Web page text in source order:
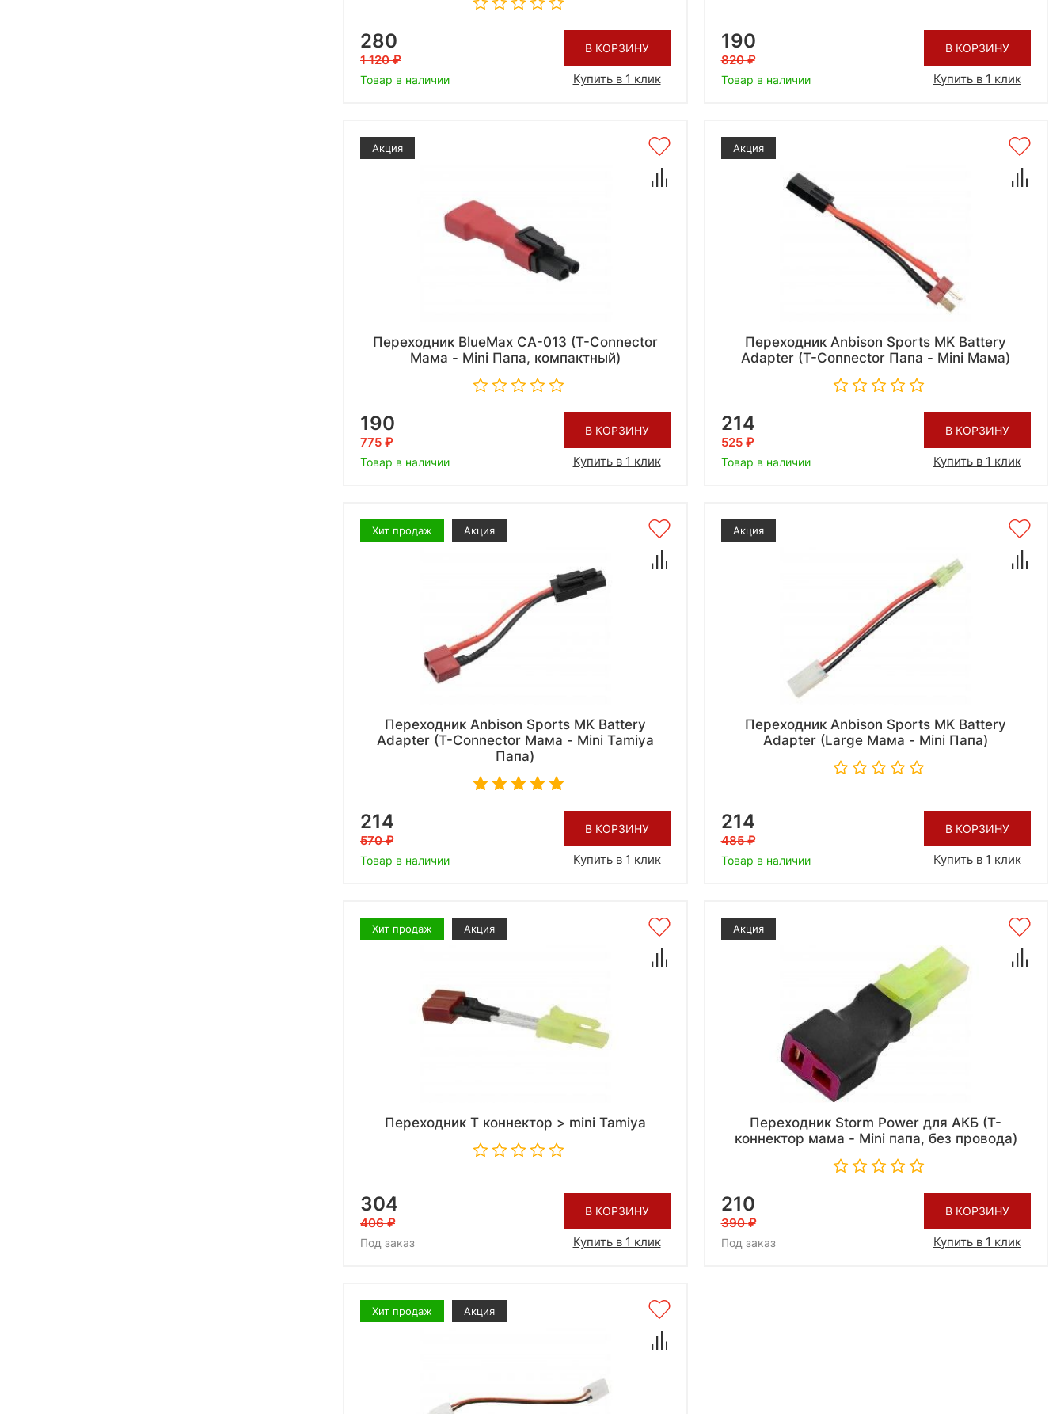
280
1 120
Товар в наличии
В КОРЗИНУ
Купить в 1 клик
190
820
Товар в наличии
В КОРЗИНУ
Купить в 1 клик
Акция
Переходник BlueMax CA-013 (T-Connector
Мама - Mini Папа, компактный)
190
775
Товар в наличии
В КОРЗИНУ
Купить в 1 клик
Акция
Переходник Anbison Sports MK Battery
Adapter (T-Connector Папа - Mini Мама)
214
525
Товар в наличии
В КОРЗИНУ
Купить в 1 клик
Хит продаж Акция
Переходник Anbison Sports MK Battery
Adapter (T-Connector Мама - Mini Tamiya
Папа)
214
570
Товар в наличии
В КОРЗИНУ
Купить в 1 клик
Акция
Переходник Anbison Sports MK Battery
Adapter (Large Мама - Mini Папа)
214
485
Товар в наличии
В КОРЗИНУ
Купить в 1 клик
Хит продаж Акция
Переходник T коннектор > mini Tamiya
304
406
Под заказ
В КОРЗИНУ
Купить в 1 клик
Акция
Переходник Storm Power для АКБ (Т-
коннектор мама - Mini папа, без провода)
210
390
Под заказ
В КОРЗИНУ
Купить в 1 клик
Хит продаж Акция